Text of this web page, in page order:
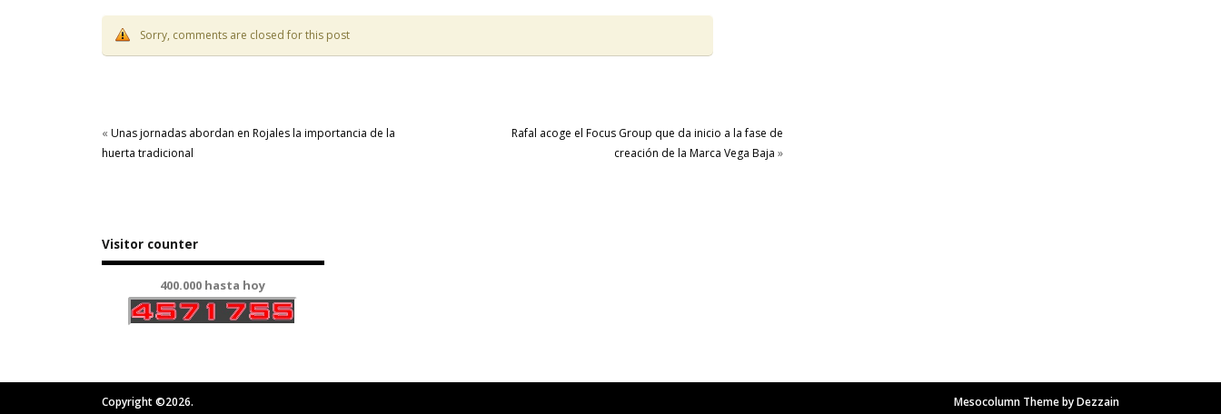
Sorry, comments are closed for this post
« Unas jornadas abordan en Rojales la importancia de la
huerta tradicional
Rafal acoge el Focus Group que da inicio a la fase de
creación de la Marca Vega Baja »
Visitor counter
400.000 hasta hoy
Copyright ©2026. Mesocolumn Theme by Dezzain